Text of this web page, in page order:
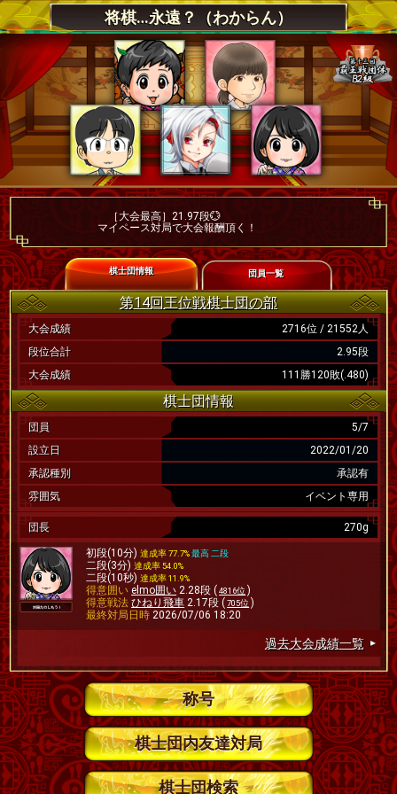
将棋…永遠？（わからん）
［大会最高］21.97段💮
マイペース対局で大会報酬頂く！
棋士団情報 団員一覧
第14回王位戦棋士団の部
大会成績
2716位 / 21552人
段位合計
2.95段
大会成績
111勝120敗(.480)
棋士団情報
団員
5/7
設立日
2022/01/20
承認種別
承認有
雰囲気
イベント専用
団長 270g
初段(10分)達成率 77.7%最高 二段
二段(3分)達成率 54.0%
二段(10秒)達成率 11.9%
得意囲い elmo囲い 2.28段 (4816位 )
得意戦法 ひねり飛車 2.17段 (705位 )
最終対局日時 2026/07/06 18:20
過去大会成績一覧
称号
棋士団内友達対局
棋士団検索